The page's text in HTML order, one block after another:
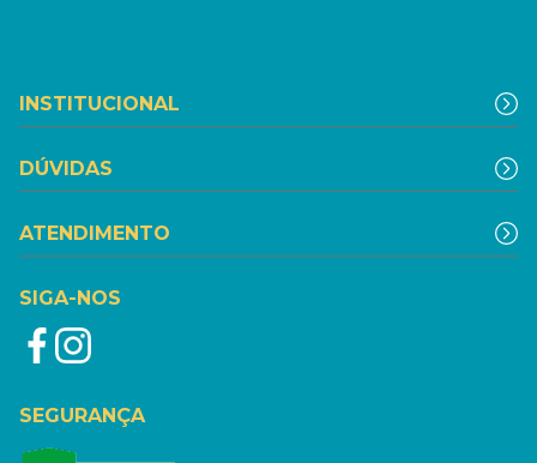
INSTITUCIONAL
DÚVIDAS
ATENDIMENTO
SIGA-NOS
SEGURANÇA